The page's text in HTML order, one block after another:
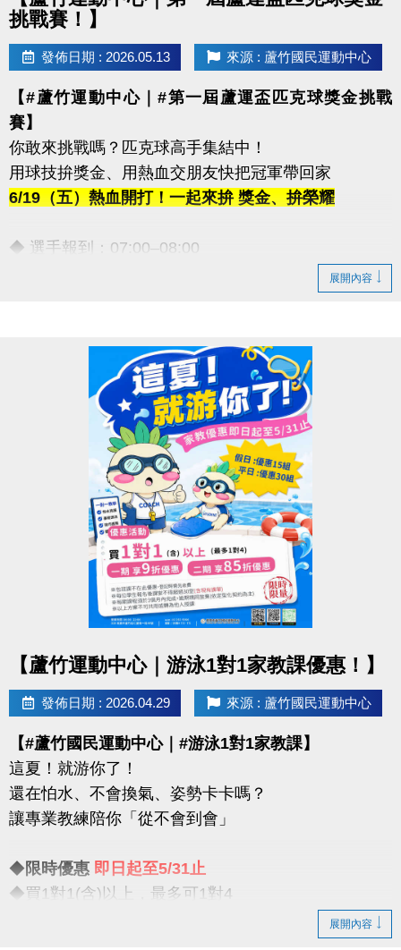
挑戰賽！】
發佈日期 : 2026.05.13 來源 : 蘆竹國民運動中心
【#蘆竹運動中心｜#第一屆蘆運盃匹克球獎金挑戰
賽】
你敢來挑戰嗎？匹克球高手集結中！
用球技拚獎金、用熱血交朋友快把冠軍帶回家
6/19（五）熱血開打！一起來拚 獎金、拚榮耀
◆ 選手報到：07:00–08:00
◆ 第一名｜5,000元
◆ 第二名｜3,000元
◆ 第三名｜2,000元
◆ 報名截止｜即日起至 6/12（五）21:30止
◆ 報名方式：1F 櫃台臨櫃報名
◆ 保證金：$100／隊
※報名請攜帶身分證影本或戶口名簿
----------------------------------------------------------------
【#賽程公告】
----------------------------------------------------------------
【#比賽組別】
◆ 壯年組（35－54歲）
◆ 樂齡組（55歲以上）
比賽項目：混合雙打（不限性別）
【#注意事項】
（一）報名請攜帶身分證為憑，若兩位選手年紀組別
展開內容
【蘆竹運動中心｜游泳1對1家教課優惠！】
發佈日期 : 2026.04.29 來源 : 蘆竹國民運動中心
【#蘆竹國民運動中心｜#游泳1對1家教課】
這夏！就游你了！
還在怕水、不會換氣、姿勢卡卡嗎？
讓專業教練陪你「從不會到會」
◆限時優惠 即日起至5/31止
◆買1對1(含)以上，最多可1對4
展開內容